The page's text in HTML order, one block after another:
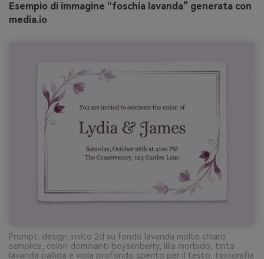
Esempio di immagine “foschia lavanda” generata con
media.io
Prompt: design invito 2d su fondo lavanda molto chiaro
semplice, colori dominanti boysenberry, lilla morbido, tinta
lavanda pallida e viola profondo spento per il testo, tipografia